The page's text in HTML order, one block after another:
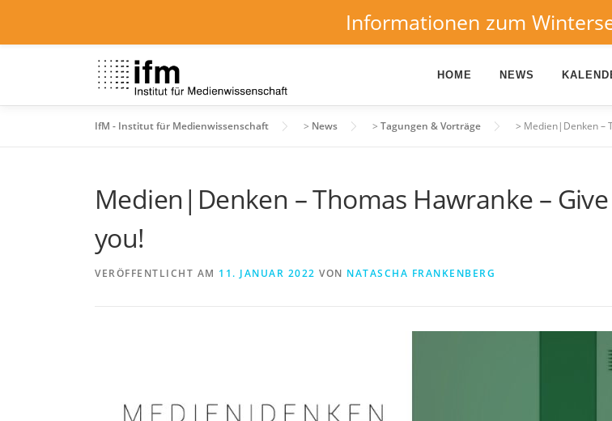
HOME NEWS
IfM - Institut für Medienwissenschaft > News > Tagungen & Vorträge > Medien|Denken –
Medien|Denken – Thomas Hawranke –
you!
VERÖFFENTLICHT AM 11. JANUAR 2022 VON NATASCHA FRANKENBERG
Informationen zum